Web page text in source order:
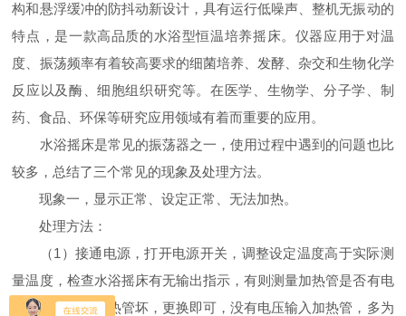
构和悬浮缓冲的防抖动新设计，具有运行低噪声、整机无振动的
特点，是一款高品质的水浴型恒温培养摇床。仪器应用于对温
度、振荡频率有着较高要求的细菌培养、发酵、杂交和生物化学
反应以及酶、细胞组织研究等。在医学、生物学、分子学、制
药、食品、环保等研究应用领域有着而重要的应用。
水浴摇床是常见的振荡器之一，使用过程中遇到的问题也比
较多，总结了三个常见的现象及处理方法。
现象一，显示正常、设定正常、无法加热。
处理方法：
（1）接通电源，打开电源开关，调整设定温度高于实际测
量温度，检查水浴摇床有无输出指示，有则测量加热管是否有电
压输入，有则加热管坏，更换即可，没有电压输入加热管，多为